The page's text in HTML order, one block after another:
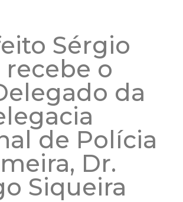
Sérgio
recebe o
da
de Polícia
Dr.
Siqueira